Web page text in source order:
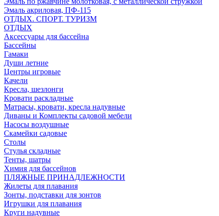
Эмаль акриловая, ПФ-115
ОТДЫХ. СПОРТ. ТУРИЗМ
ОТДЫХ
Аксессуары для бассейна
Бассейны
Гамаки
Души летние
Центры игровые
Качели
Кресла, шезлонги
Кровати раскладные
Матрасы, кровати, кресла надувные
Диваны и Комплекты садовой мебели
Насосы воздушные
Скамейки садовые
Столы
Стулья складные
Тенты, шатры
Химия для бассейнов
ПЛЯЖНЫЕ ПРИНАДЛЕЖНОСТИ
Жилеты для плавания
Зонты, подставки для зонтов
Игрушки для плавания
Круги надувные